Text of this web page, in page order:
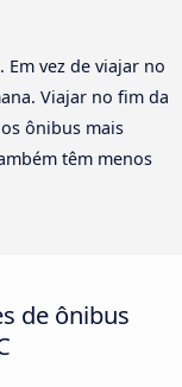
vez de viajar no
Viajar no fim da
ônibus mais
têm menos
de ônibus